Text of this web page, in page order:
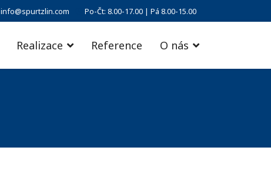
info@spurtzlin.com Po-Čt: 8.00-17.00 | Pá 8.00-15.00
Realizace Reference O nás